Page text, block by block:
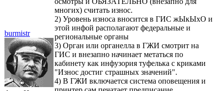
burmistr
многих) считать износ.
2) Уровень износа вносится в ГИС жЫкЫхО и
этой инфой располагают федеральные и
региональные органы
3) Орган или органелла в ГЖИ смотрит на
ГИС и внезапно начинает метаться по
кабинету как инфузория туфелька с криками
"Износ достиг страшных значений".
4) В ГЖИ включается система оповещения и